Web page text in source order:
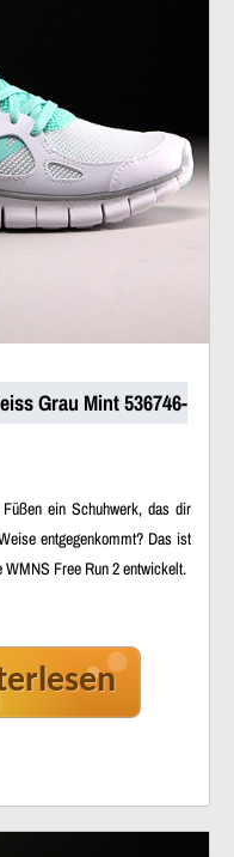
Grau Mint 536746-
ein Schuhwerk, das dir
entgegenkommt? Das ist
Free Run 2 entwickelt.